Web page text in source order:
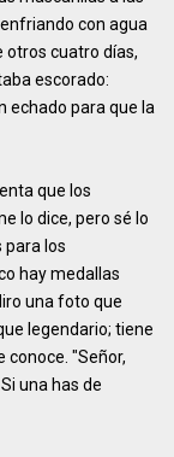
con agua
otros cuatro días,
escorado:
echado para que la
que los
lo dice, pero sé lo
para los
hay medallas
una foto que
legendario; tiene
conoce. "Señor,
una has de